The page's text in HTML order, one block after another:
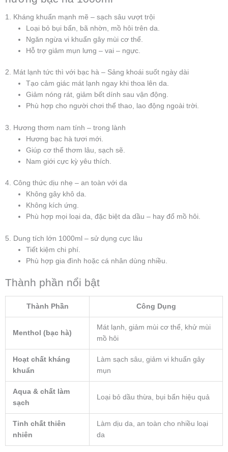
1. Kháng khuẩn mạnh mẽ – sạch sâu vượt trội
Loại bỏ bụi bẩn, bã nhờn, mồ hôi trên da.
Ngăn ngừa vi khuẩn gây mùi cơ thể.
Hỗ trợ giảm mụn lưng – vai – ngực.
2. Mát lạnh tức thì với bạc hà – Sảng khoái suốt ngày dài
Tạo cảm giác mát lạnh ngay khi thoa lên da.
Giảm nóng rát, giảm bết dính sau vận động.
Phù hợp cho người chơi thể thao, lao động ngoài trời.
3. Hương thơm nam tính – trong lành
Hương bạc hà tươi mới.
Giúp cơ thể thơm lâu, sạch sẽ.
Nam giới cực kỳ yêu thích.
4. Công thức dịu nhẹ – an toàn với da
Không gây khô da.
Không kích ứng.
Phù hợp mọi loại da, đặc biệt da dầu – hay đổ mồ hôi.
5. Dung tích lớn 1000ml – sử dụng cực lâu
Tiết kiệm chi phí.
Phù hợp gia đình hoặc cá nhân dùng nhiều.
Thành phần nổi bật
Thành Phần Công Dụng
Menthol (bạc hà)
Mát lạnh, giảm mùi cơ thể, khử mùi
mồ hôi
Hoạt chất kháng
khuẩn
Làm sạch sâu, giảm vi khuẩn gây
mụn
Aqua & chất làm
sạch
Loại bỏ dầu thừa, bụi bẩn hiệu quả
Tinh chất thiên
nhiên
Làm dịu da, an toàn cho nhiều loại
da